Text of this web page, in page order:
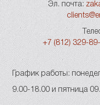
Эл. почта:
+7 (812) 329-
График работы:
9.00-18.00 и пятница